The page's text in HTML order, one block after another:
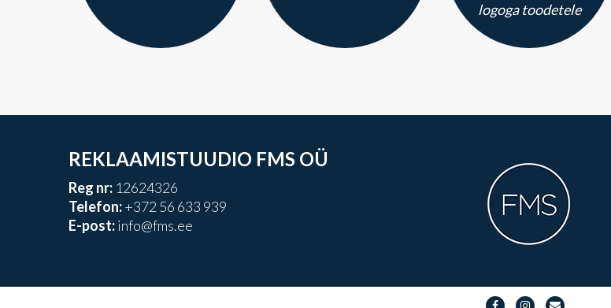
logoga toodetele
REKLAAMISTUUDIO FMS OÜ
Reg nr: 12624326
Telefon:+372 56 633 939
E-post:info@fms.ee